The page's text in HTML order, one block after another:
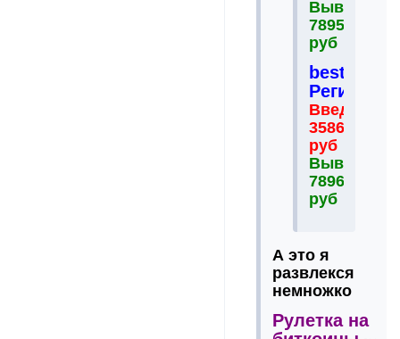
Выведено
78954
руб
Введено
35864
руб
Выведено
78965
руб
А это я
развлекся
немножко
Рулетка на